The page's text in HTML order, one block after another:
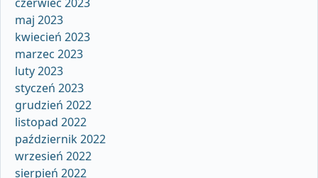
maj 2023
kwiecień 2023
marzec 2023
luty 2023
styczeń 2023
grudzień 2022
listopad 2022
październik 2022
wrzesień 2022
sierpień 2022